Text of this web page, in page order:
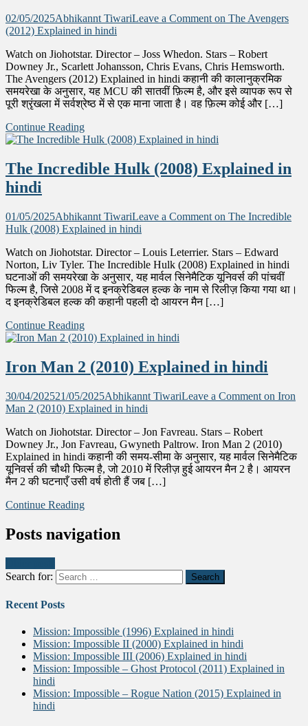
02/05/2025Abhikannt TiwariLeave a Comment on The Avengers
(2012) Explained in hindi
Watch on Jiohotstar. Director – Joss Whedon. Stars – Robert
Downey Jr., Scarlett Johansson, Chris Evans, Chris Hemsworth.
The Avengers (2012) Explained in hindi कहानी की कालानुक्रमिक
समयरेखा के अनुसार, यह MCU की सातवीं फ़िल्म है, और इसे व्यापक रूप से
पूरी श्रृंखला में सर्वश्रेष्ठ में से एक माना जाता है। वह फ़िल्म कोई और […]
Continue Reading
The Incredible Hulk (2008) Explained in
hindi
01/05/2025Abhikannt TiwariLeave a Comment on The Incredible
Hulk (2008) Explained in hindi
Watch on Jiohotstar. Director – Louis Leterrier. Stars – Edward
Norton, Liv Tyler. The Incredible Hulk (2008) Explained in hindi
घटनाओं की समयरेखा के अनुसार, यह मार्वल सिनेमैटिक यूनिवर्स की पांचवीं
फिल्म है, जिसे 2008 में द इनक्रेडिबल हल्क के नाम से रिलीज़ किया गया था।
द इनक्रेडिबल हल्क की कहानी पहली दो आयरन मैन […]
Continue Reading
Iron Man 2 (2010) Explained in hindi
30/04/202521/05/2025Abhikannt TiwariLeave a Comment on Iron
Man 2 (2010) Explained in hindi
Watch on Jiohotstar. Director – Jon Favreau. Stars – Robert
Downey Jr., Jon Favreau, Gwyneth Paltrow. Iron Man 2 (2010)
Explained in hindi कहानी की समय-सीमा के अनुसार, यह मार्वल सिनेमैटिक
यूनिवर्स की चौथी फिल्म है, जो 2010 में रिलीज़ हुई आयरन मैन 2 है। आयरन
मैन 2 की घटनाएँ उसी वर्ष होती हैं जब […]
Continue Reading
Posts navigation
Search for:
Recent Posts
Mission: Impossible (1996) Explained in hindi
Mission: Impossible II (2000) Explained in hindi
Mission: Impossible III (2006) Explained in hindi
Mission: Impossible – Ghost Protocol (2011) Explained in
hindi
Mission: Impossible – Rogue Nation (2015) Explained in
hindi